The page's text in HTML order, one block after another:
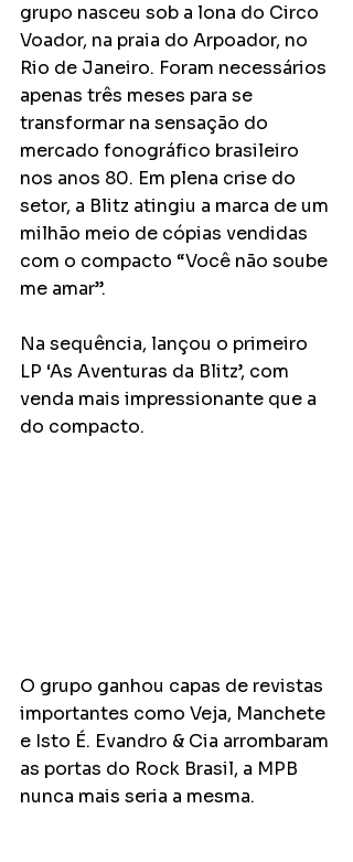
grupo nasceu sob a lona do Circo
Voador, na praia do Arpoador, no
Rio de Janeiro. Foram necessários
apenas três meses para se
transformar na sensação do
mercado fonográfico brasileiro
nos anos 80. Em plena crise do
setor, a Blitz atingiu a marca de um
milhão meio de cópias vendidas
com o compacto “Você não soube
me amar”.
Na sequência, lançou o primeiro
LP ‘As Aventuras da Blitz’, com
venda mais impressionante que a
do compacto.
O grupo ganhou capas de revistas
importantes como Veja, Manchete
e Isto É. Evandro & Cia arrombaram
as portas do Rock Brasil, a MPB
nunca mais seria a mesma.